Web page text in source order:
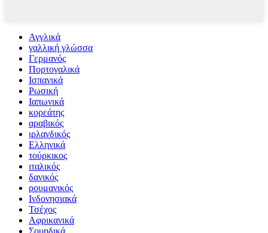
Αγγλικά
γαλλική γλώσσα
Γερμανός
Πορτογαλικά
Ισπανικά
Ρωσική
Ιαπωνικά
κορεάτης
αραβικός
ιρλανδικός
Ελληνικά
τούρκικος
ιταλικός
δανικός
ρουμανικός
Ινδονησιακά
Τσέχος
Αφρικανικά
Σουηδικά